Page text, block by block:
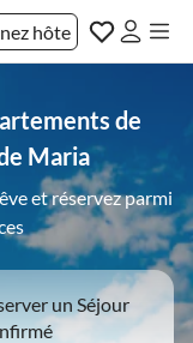
hôte
de
Maria
et réservez parmi
un Séjour